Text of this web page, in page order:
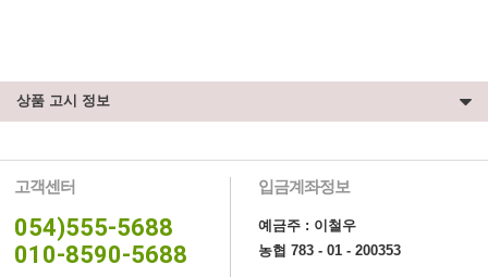
상품 고시 정보
고객센터
054)555-5688
010-8590-5688
입금계좌정보
예금주 : 이철우
농협 783 - 01 - 200353